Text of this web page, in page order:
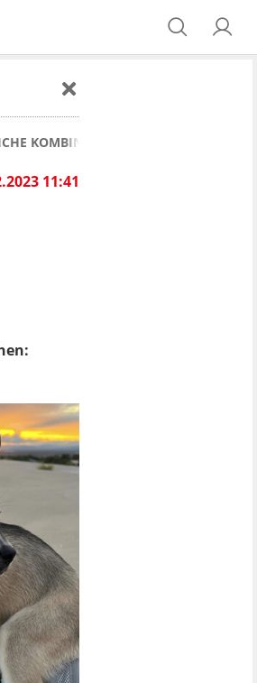
KOMBINATION AUS
11:41